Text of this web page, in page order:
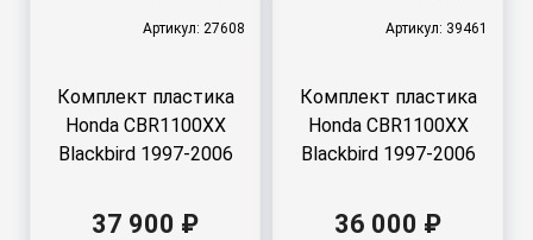
Артикул: 27608
Комплект пластика
Honda CBR1100XX
Blackbird 1997-2006
37 900 ₽
Артикул: 39461
Комплект пластика
Honda CBR1100XX
Blackbird 1997-2006
36 000 ₽